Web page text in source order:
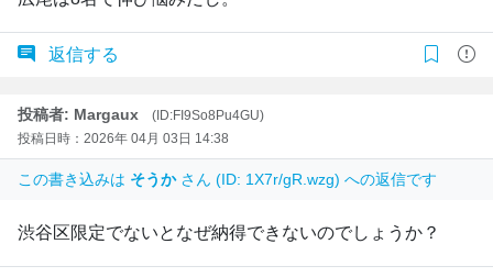
返信する
投稿者: Margaux
(ID:FI9So8Pu4GU)
投稿日時：2026年 04月 03日 14:38
この書き込みは そうか さん (ID: 1X7r/gR.wzg) への返信です
渋谷区限定でないとなぜ納得できないのでしょうか？